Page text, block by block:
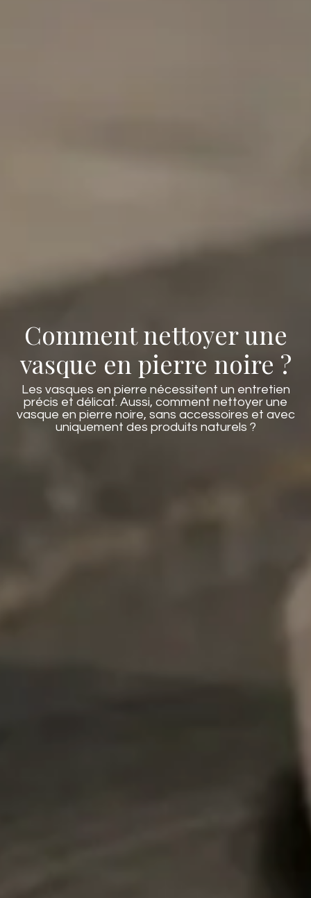
Comment nettoyer une
vasque en pierre noire ?
Les vasques en pierre nécessitent un entretien
précis et délicat. Aussi, comment nettoyer une
vasque en pierre noire, sans accessoires et avec
uniquement des produits naturels ?